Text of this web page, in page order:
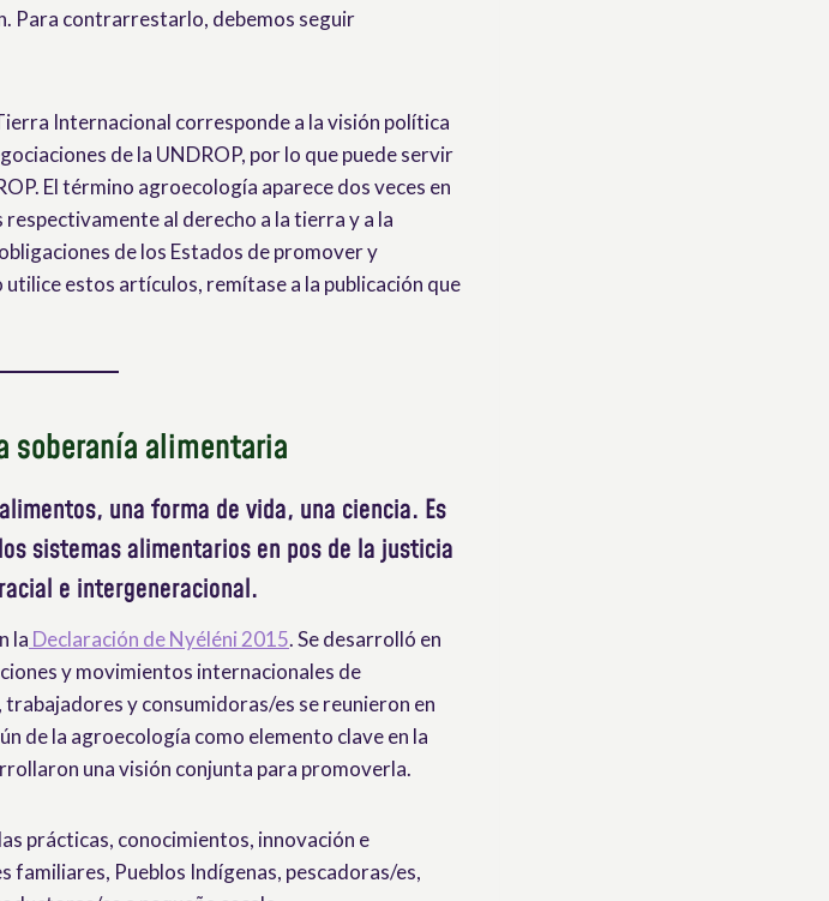
Para contrarrestarlo, debemos seguir
Internacional corresponde a la visión política
de la UNDROP, por lo que puede servir
El término agroecología aparece dos veces en
al derecho a la tierra y a la
de los Estados de promover y
estos artículos, remítase a la publicación que
soberanía alimentaria
una forma de vida, una ciencia. Es
sistemas alimentarios en pos de la justicia
e intergeneracional.
la Declaración de Nyéléni 2015. Se desarrolló en
y movimientos internacionales de
y consumidoras/es se reunieron en
de la agroecología como elemento clave en la
una visión conjunta para promoverla.
prácticas, conocimientos, innovación e
Pueblos Indígenas, pescadoras/es,